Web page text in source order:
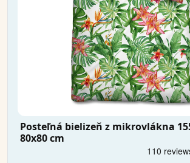
Posteľná bielizeň z mikrovlákna
80x80 cm